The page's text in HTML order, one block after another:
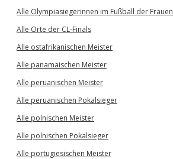
Alle Olympiasiegerinnen im Fußball der Frauen
Alle Orte der CL-Finals
Alle ostafrikanischen Meister
Alle panamaischen Meister
Alle peruanischen Meister
Alle peruanischen Pokalsieger
Alle polnischen Meister
Alle polnischen Pokalsieger
Alle portugiesischen Meister